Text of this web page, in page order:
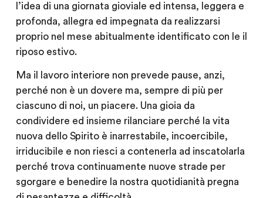
l’idea di una giornata gioviale ed intensa, leggera e
profonda, allegra ed impegnata da realizzarsi
proprio nel mese abitualmente identificato con le il
riposo estivo.
Ma il lavoro interiore non prevede pause, anzi,
perché non è un dovere ma, sempre di più per
ciascuno di noi, un piacere. Una gioia da
condividere ed insieme rilanciare perché la vita
nuova dello Spirito è inarrestabile, incoercibile,
irriducibile e non riesci a contenerla ad inscatolarla
perché trova continuamente nuove strade per
sgorgare e benedire la nostra quotidianità pregna